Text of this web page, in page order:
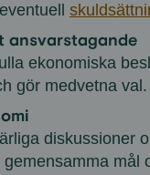
ansvarstagande
ekonomiska
gör medvetna val.
diskussioner
mål